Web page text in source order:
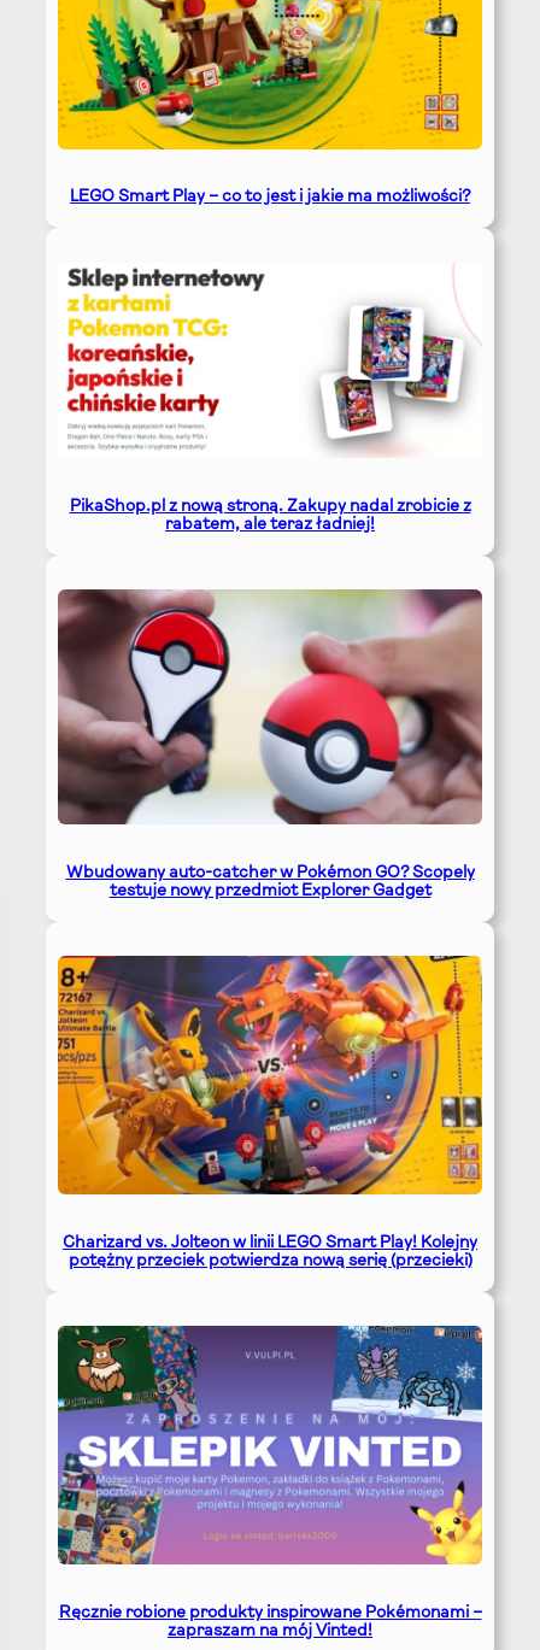
LEGO Smart Play – co to jest i jakie ma możliwości?
PikaShop.pl z nową stroną. Zakupy nadal zrobicie z
rabatem, ale teraz ładniej!
Wbudowany auto-catcher w Pokémon GO? Scopely
testuje nowy przedmiot Explorer Gadget
Charizard vs. Jolteon w linii LEGO Smart Play! Kolejny
potężny przeciek potwierdza nową serię (przecieki)
Ręcznie robione produkty inspirowane Pokémonami –
zapraszam na mój Vinted!